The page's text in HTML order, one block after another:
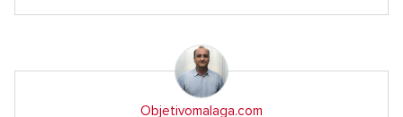
Objetivomalaga.com